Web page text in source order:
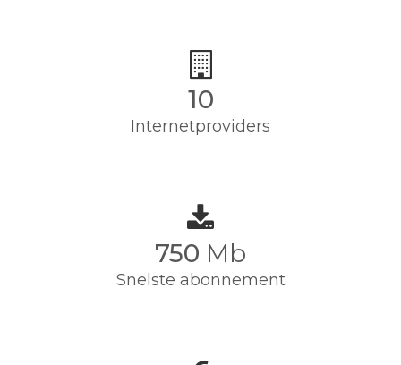
10
Internetproviders
750 Mb
Snelste abonnement